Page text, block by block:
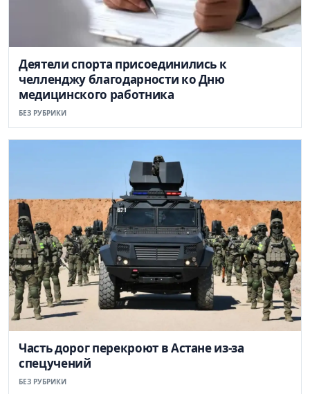
Деятели спорта присоединились к
челленджу благодарности ко Дню
медицинского работника
БЕЗ РУБРИКИ
Часть дорог перекроют в Астане из-за
спецучений
БЕЗ РУБРИКИ